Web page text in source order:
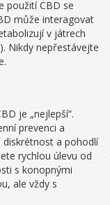
použití CBD se
může interagovat
v játrech
Nikdy nepřestávejte
je „nejlepší“.
prevenci a
diskrétnost a pohodlí
rychlou úlevu od
s konopnými
ale vždy s